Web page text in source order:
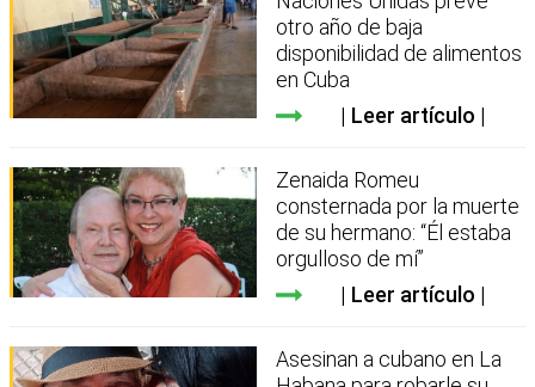
otro año de baja
disponibilidad de alimentos
en Cuba
Leer artículo
Zenaida Romeu
consternada por la muerte
de su hermano: “Él estaba
orgulloso de mí”
Leer artículo
Asesinan a cubano en La